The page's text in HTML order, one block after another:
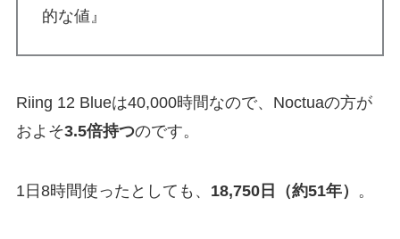
的な値』
Riing 12 Blueは40,000時間なので、Noctuaの方が
およそ3.5倍持つのです。
1日8時間使ったとしても、 18,750日（約51年） 。